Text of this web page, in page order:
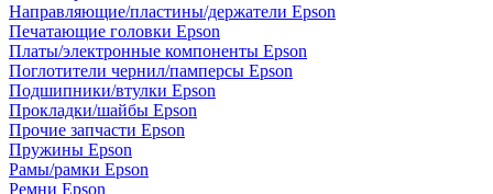
Направляющие/пластины/держатели Epson
Печатающие головки Epson
Платы/электронные компоненты Epson
Поглотители чернил/памперсы Epson
Подшипники/втулки Epson
Прокладки/шайбы Epson
Прочие запчасти Epson
Пружины Epson
Рамы/рамки Epson
Ремни Epson